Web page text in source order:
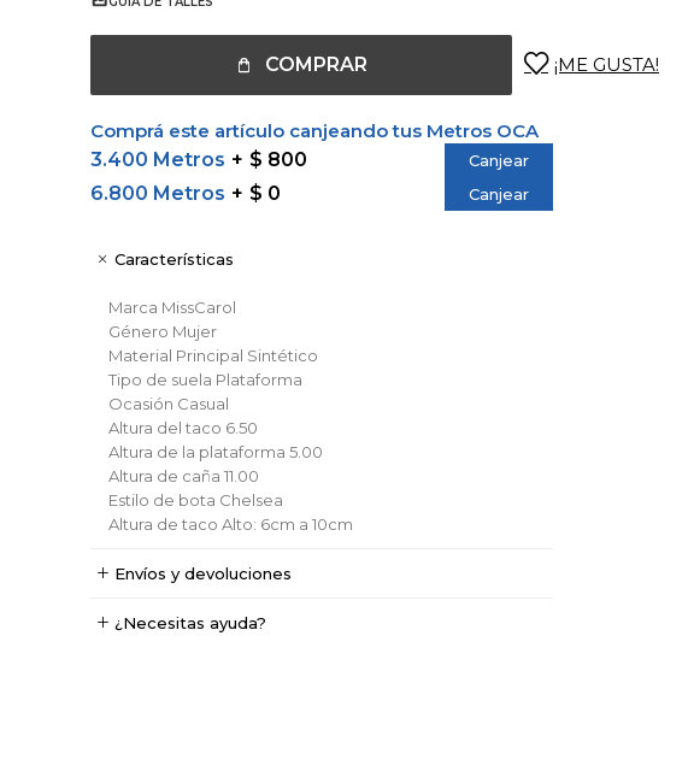
COMPRAR
Comprá este artículo canjeando tus Metros OCA
3.400 Metros
$ 800 Canjear
6.800 Metros $ 0 Canjear
Características
Marca MissCarol
Género Mujer
Material Principal Sintético
Tipo de suela Plataforma
Ocasión Casual
Altura del taco 6.50
Altura de la plataforma 5.00
Altura de caña 11.00
Estilo de bota Chelsea
Altura de taco Alto: 6cm a 10cm
Envíos y devoluciones
¿Necesitas ayuda?